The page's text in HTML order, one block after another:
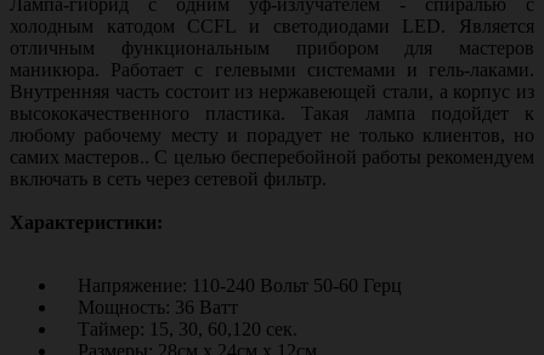
холодным катодом CCFL и светодиодами LED. Является
отличным функциональным прибором для мастеров
маникюра. Работает с гелевыми системами и гель-лаками.
Внутренняя часть состоит из нержавеющей стали, а корпус из
высококачественного пластика. Такая лампа подойдет к
любому рабочему месту и порадует не только клиентов, но
самих мастеров.. С целью бесперебойной работы рекомендуем
включать в сеть через сетевой фильтр.
Характеристики:
Напряжение: 110-240 Вольт 50-60 Герц
Мощность: 36 Ватт
Таймер: 15, 30, 60,120 сек.
Размеры: 28см x 24см x 12см.